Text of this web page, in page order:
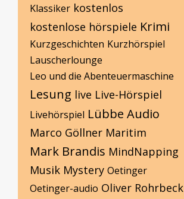
Klassiker kostenlos
kostenlose hörspiele Krimi
Kurzgeschichten Kurzhörspiel
Lauscherlounge
Leo und die Abenteuermaschine
Lesung live Live-Hörspiel
Livehörspiel Lübbe Audio
Marco Göllner Maritim
Mark Brandis MindNapping
Musik Mystery Oetinger
Oetinger-audio Oliver Rohrbeck